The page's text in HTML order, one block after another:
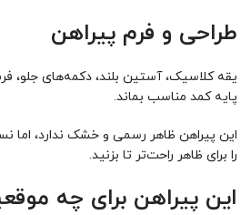
طراحی و فرم پیراهن
پایه کمد مناسب بماند.
این پیراهن ظاهر رسمی و خشک ندارد، اما
را برای ظاهر راحت‌تر تا بزنید.
این پیراهن برای چه